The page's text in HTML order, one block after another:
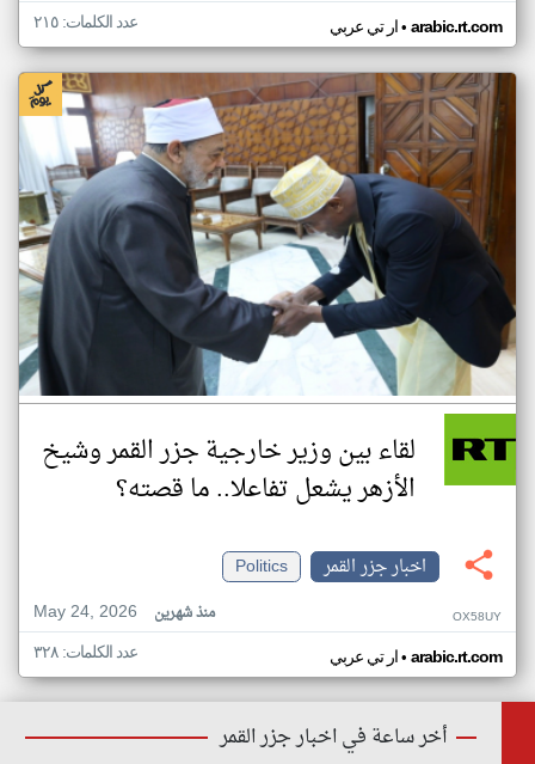
ار تي عربي• arabic.rt.com عدد الكلمات: ٢١٥
لقاء بين وزير خارجية جزر القمر وشيخ
الأزهر يشعل تفاعلا.. ما قصته؟
اخبار جزر القمر
Politics
May 24, 2026
منذ شهرين OX58UY
ار تي عربي• arabic.rt.com عدد الكلمات: ٣٢٨
أخر ساعة في اخبار جزر القمر